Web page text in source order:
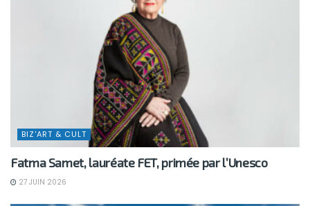
BIZ'ART & CULT
Fatma Samet, lauréate FET, primée par l’Unesco
27 JUIN 2026